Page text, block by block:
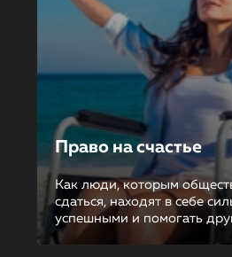
Право на счастье
Как люди, которым
сдаться, находят в себе
успешными и помогать